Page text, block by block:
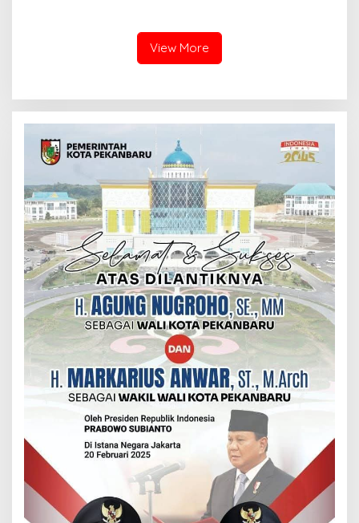
Keselamatan Masyarakat
dan Gerakkan Ekonomi
UMKM
View More